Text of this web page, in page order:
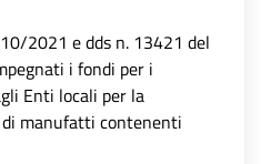
2021 e dds n. 13421 del
i fondi per i
Enti locali per la
manufatti contenenti